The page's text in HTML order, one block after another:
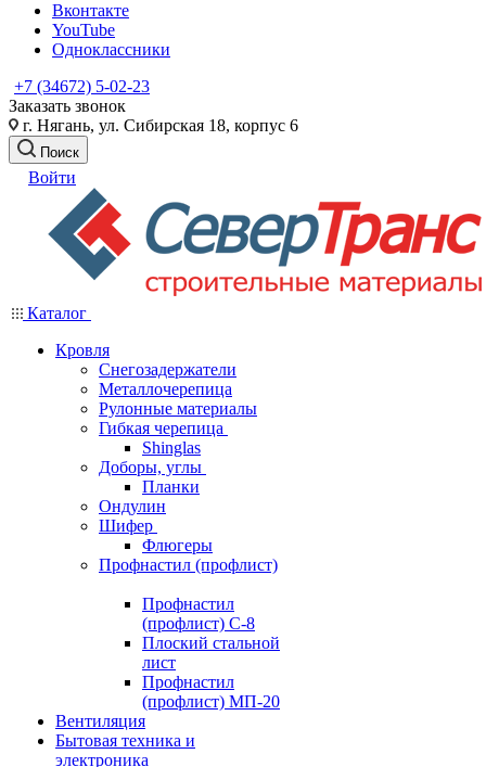
Вконтакте
YouTube
Одноклассники
+7 (34672) 5-02-23
Заказать звонок
г. Нягань, ул. Сибирская 18, корпус 6
Поиск
Войти
Каталог
Кровля
Снегозадержатели
Металлочерепица
Рулонные материалы
Гибкая черепица
Shinglas
Доборы, углы
Планки
Ондулин
Шифер
Флюгеры
Профнастил (профлист)
Профнастил
(профлист) С-8
Плоский стальной
лист
Профнастил
(профлист) МП-20
Вентиляция
Бытовая техника и
электроника